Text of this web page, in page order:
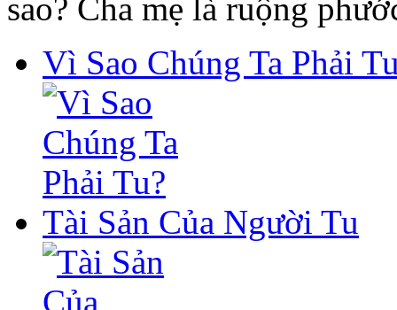
sao? Cha mẹ là ruộng
Vì Sao Chúng Ta Phải
Tài Sản Của Người Tu